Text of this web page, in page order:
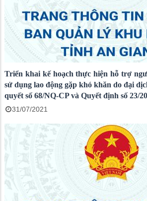
Triển khai kế hoạch thực hiện hỗ trợ
sử dụng lao động gặp khó khăn do đại
quyết số 68/NQ-CP và Quyết định số 23/
31/07/2021